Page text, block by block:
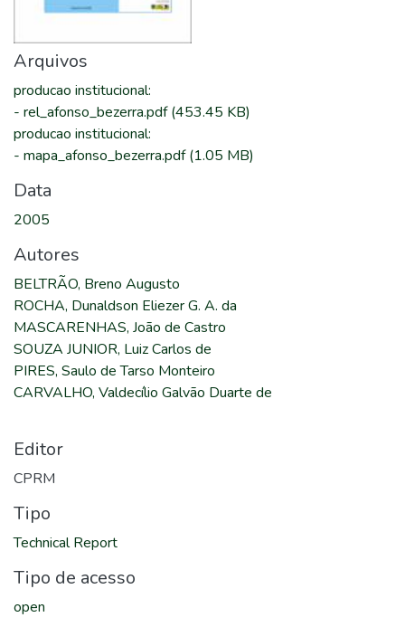
Arquivos
producao institucional:
- rel_afonso_bezerra.pdf(453.45 KB)
producao institucional:
- mapa_afonso_bezerra.pdf(1.05 MB)
Data
2005
Autores
BELTRÃO, Breno Augusto
ROCHA, Dunaldson Eliezer G. A. da
MASCARENHAS, João de Castro
SOUZA JUNIOR, Luiz Carlos de
PIRES, Saulo de Tarso Monteiro
CARVALHO, Valdecílio Galvão Duarte de
Editor
CPRM
Tipo
Technical Report
Tipo de acesso
open